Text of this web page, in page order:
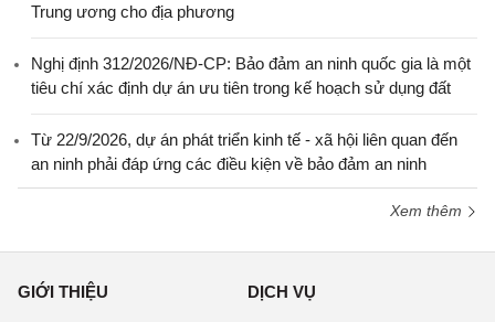
Trung ương cho địa phương
Nghị định 312/2026/NĐ-CP: Bảo đảm an ninh quốc gia là một
tiêu chí xác định dự án ưu tiên trong kế hoạch sử dụng đất
Từ 22/9/2026, dự án phát triển kinh tế - xã hội liên quan đến
an ninh phải đáp ứng các điều kiện về bảo đảm an ninh
Xem thêm
GIỚI THIỆU DỊCH VỤ